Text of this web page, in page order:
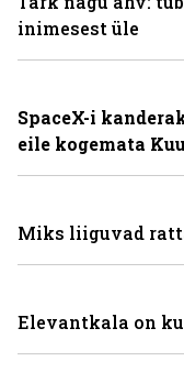
inimesest üle
SpaceX-i
eile kogemata
Miks liiguvad
Elevantkala on